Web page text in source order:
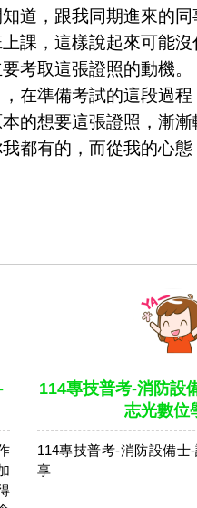
道，跟我同期進來的
課，這樣說起來可能
考取這張證照的動機。
準備考試的這段過程
的想要這張證照，漸
都有的，而從我的心
114專技普考-消防設
志光數位
114專技普考-消防設備士
享